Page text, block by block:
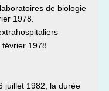
de biologie
1978.
février 1978
juillet 1982, la durée